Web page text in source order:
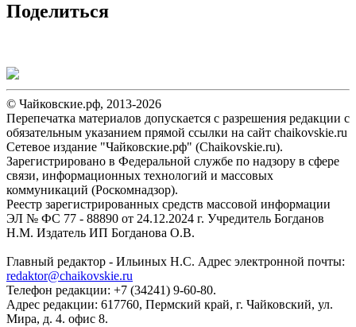
Поделиться
© Чайковские.рф, 2013-2026
Перепечатка материалов допускается с разрешения редакции с
обязательным указанием прямой ссылки на сайт chaikovskie.ru
Сетевое издание "Чайковские.рф" (Chaikovskie.ru).
Зарегистрировано в Федеральной службе по надзору в сфере
связи, информационных технологий и массовых
коммуникаций (Роскомнадзор).
Реестр зарегистрированных средств массовой информации
ЭЛ № ФС 77 - 88890 от 24.12.2024 г. Учредитель Богданов
Н.М. Издатель ИП Богданова О.В.
Главный редактор - Ильиных Н.С. Адрес электронной почты:
redaktor@chaikovskie.ru
Телефон редакции: +7 (34241) 9-60-80.
Адрес редакции: 617760, Пермский край, г. Чайковский, ул.
Мира, д. 4. офис 8.